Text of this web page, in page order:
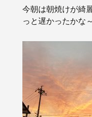
今朝は朝焼けが綺
っと遅かったかな～